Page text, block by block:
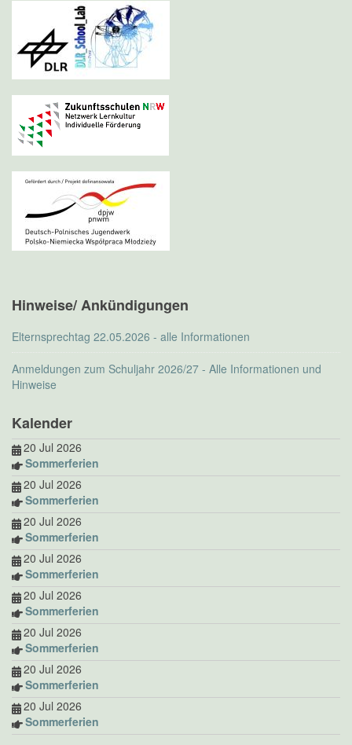
Hinweise/ Ankündigungen
Elternsprechtag 22.05.2026 - alle Informationen
Anmeldungen zum Schuljahr 2026/27 - Alle Informationen und
Hinweise
Kalender
20 Jul 2026
Sommerferien
20 Jul 2026
Sommerferien
20 Jul 2026
Sommerferien
20 Jul 2026
Sommerferien
20 Jul 2026
Sommerferien
20 Jul 2026
Sommerferien
20 Jul 2026
Sommerferien
20 Jul 2026
Sommerferien